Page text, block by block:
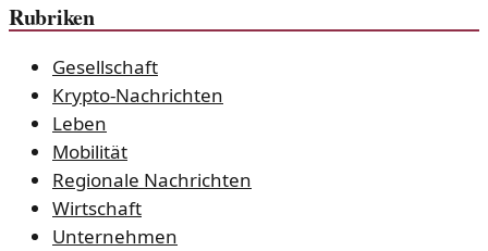
Rubriken
Gesellschaft
Krypto-Nachrichten
Leben
Mobilität
Regionale Nachrichten
Wirtschaft
Unternehmen